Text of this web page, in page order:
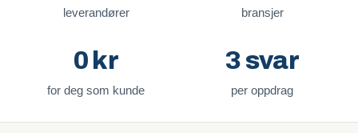
leverandører bransjer
0 kr
for deg som kunde
3 svar
per oppdrag